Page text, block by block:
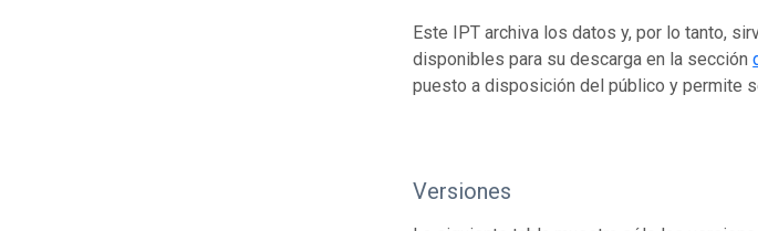
Este IPT archiva los datos y, por lo tanto,
disponibles para su descarga en la sección
puesto a disposición del público y permite
Versiones